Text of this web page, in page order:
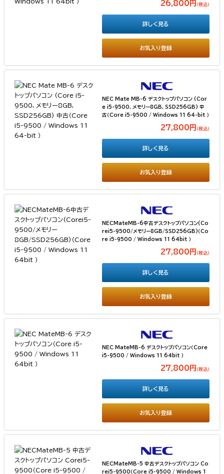
26,800円 （税込）
お気入り登録
詳しく見る
NEC Mate MB-6 デスクトップパソコン (Cor
e i5-9500, メモリー8GB, SSD256GB) 中
古（Core i5-9500 / Windows 11 64-bit ）
27,800円 （税込）
お気入り登録
詳しく見る
NECMateMB-6中古デスクトップパソコン(Co
rei5-9500/メモリー8GB/SSD256GB)（Co
re i5-9500 / Windows 11 64bit ）
27,800円 （税込）
お気入り登録
詳しく見る
NEC MateMB-6 デスクトップパソコン（Core
i5-9500 / Windows 11 64bit ）
27,800円 （税込）
お気入り登録
詳しく見る
NECMateMB-5 中古デスクトップパソコン Co
rei5-9500（Core i5-9500 / Windows 1